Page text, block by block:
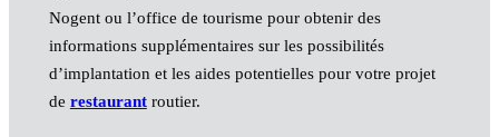
Nogent ou l’office de tourisme pour obtenir des
informations supplémentaires sur les possibilités
d’implantation et les aides potentielles pour votre projet
de restaurantroutier.